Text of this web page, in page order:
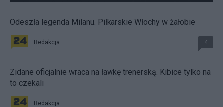
Odeszła legenda Milanu. Piłkarskie Włochy w żałobie
Redakcja 4
Zidane oficjalnie wraca na ławkę trenerską. Kibice tylko na
to czekali
Redakcja